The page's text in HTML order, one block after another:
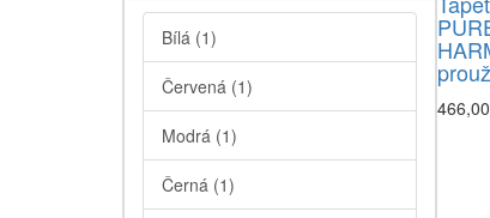
Bílá (1)
Červená (1)
Modrá (1)
Černá (1)